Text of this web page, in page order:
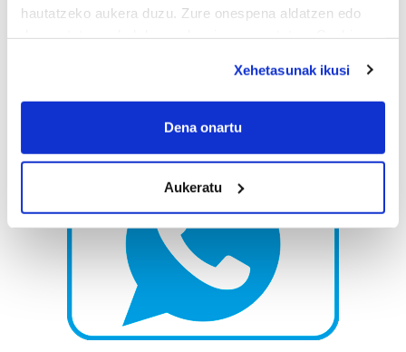
hautatzeko aukera duzu. Zure onespena aldatzen edo
If you allow, we would also like to:
Collect information about your geographical
meters
Identify your device by actively scanning it for
specific characteristics (fingerprinting)
Find out more about how your personal data is processed
and set your preferences in thedetails section
Guk eta gure bazkideek zure datu pertsonalak
prozesatzen ditugu, zure IP zenbakia, besteak beste,
Xehetasunak ikusi
Dena onartu
Aukeratu